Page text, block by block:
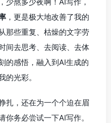
，更是极大地改善了我的
那些重复、枯燥的文字劳
间去思考、去阅读、去体
的感悟，融入到AI生成的
的光彩。
扎，还在为一个个迫在眉
务必尝试一下AI写作。